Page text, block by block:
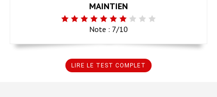
MAINTIEN
Note : 7/10
LIRE LE TEST COMPLET